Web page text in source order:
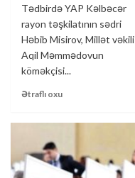
Tədbirdə YAP Kəlbəcər
rayon təşkilatının sədri
Həbib Misirov, Millət vəkili
Aqil Məmmədovun
köməkçisi...
Ətraflı oxu